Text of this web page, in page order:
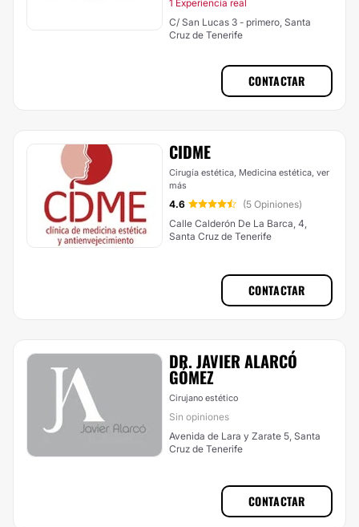
1 Experiencia real
C/ San Lucas 3 - primero, Santa
Cruz de Tenerife
CONTACTAR
CIDME
Cirugía estética, Medicina estética, ver
más
4.6
(5 Opiniones)
Calle Calderón De La Barca, 4,
Santa Cruz de Tenerife
CONTACTAR
DR. JAVIER ALARCÓ
GÓMEZ
Cirujano estético
Sin opiniones
Avenida de Lara y Zarate 5, Santa
Cruz de Tenerife
CONTACTAR